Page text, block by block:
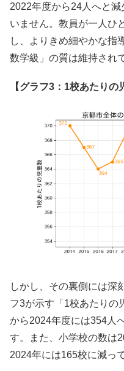
2022年度から24人へと
いません。教員が一人ひ
し、よりきめ細やかな指
数学級」の質は維持され
【グラフ3：1校あたりの
しかし、その裏側には深
フ3が示す「1校あたりの
から2024年度には354人
す。また、小学校の数は
2024年には165校に減っ